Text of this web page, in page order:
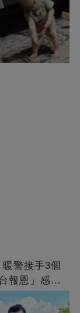
警接手3個
報恩」感動